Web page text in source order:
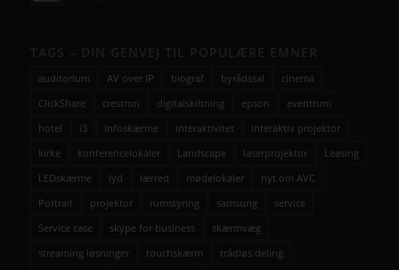
auditorium AV over IP biograf byrådssal
cinema
ClickShare
crestron digitalskiltning epson
eventrum
hotel
i3 infoskærme interaktivitet
interaktiv projektor
kirke
konferencelokaler Landscape laserprojektor
Leasing
LEDskærme
lyd lærred mødelokaler
nyt om AVC
Portrait
projektor rumstyring samsung
service
Service case
skype for business
skærmvæg
streaming løsninger
touchskærm
trådløs deling